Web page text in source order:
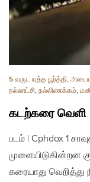
5 வருட யுத்த பூர்த்தி,
நல்லாட்சி, நல்லிணக்கம்,
கடற்கரை வெளி
படம் | Cphdox 1
முளையிடுகின்றன
கரையாது